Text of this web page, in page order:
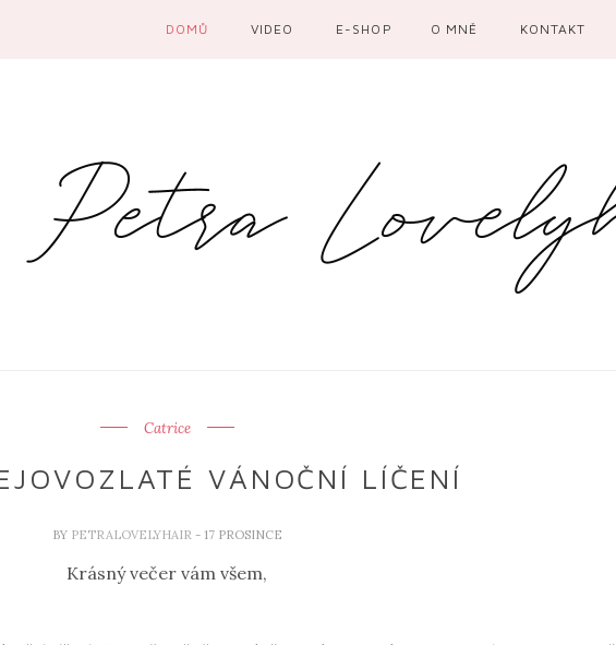
DOMŮ VIDEO E-SHOP O MNĚ KONTAKT
Catrice
VÁNOČNÍ LÍČENÍ
BY PETRALOVELYHAIR - 17 PROSINCE
Krásný večer vám všem,